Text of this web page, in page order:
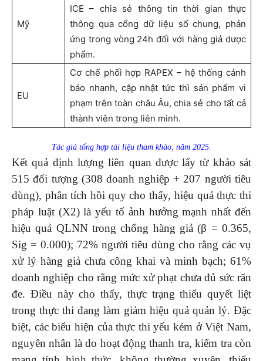
Mỹ
ICE – chia sẻ thông tin thời gian thực
thông qua cổng dữ liệu số chung, phản
ứng trong vòng 24h đối với hàng giả dược
phẩm.
EU
Cơ chế phối hợp RAPEX – hệ thống cảnh
báo nhanh, cập nhật tức thì sản phẩm vi
phạm trên toàn châu Âu, chia sẻ cho tất cả
thành viên trong liên minh.
Tác giả tổng hợp tài liệu tham khảo, năm 2025.
Kết quả định lượng liên quan được lấy từ khảo sát
515 đối tượng (308 doanh nghiệp + 207 người tiêu
dùng), phân tích hồi quy cho thấy, hiệu quả thực thi
pháp luật (X2) là yếu tố ảnh hưởng mạnh nhất đến
hiệu quả QLNN trong chống hàng giả (β = 0.365,
Sig = 0.000); 72% người tiêu dùng cho rằng các vụ
xử lý hàng giả chưa công khai và minh bạch; 61%
doanh nghiệp cho rằng mức xử phạt chưa đủ sức răn
đe. Điều này cho thấy, thực trạng thiếu quyết liệt
trong thực thi đang làm giảm hiệu quả quản lý. Đặc
biệt, các biểu hiện của thực thi yếu kém ở Việt Nam,
nguyên nhân là do hoạt động thanh tra, kiểm tra còn